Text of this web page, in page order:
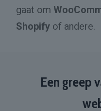
gaat om
Shopify of andere.
Een greep